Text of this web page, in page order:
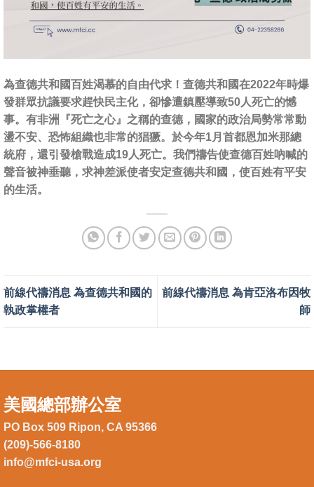
為查德共和國百姓渴慕的自由代求！查德共和國在2022年時爆
發群眾抗議要求趕快民主化，卻慘遭鎮壓導致50人死亡的憾
事。有非洲『死亡之心』之稱的查德，國家的政治局勢常常動
盪不安、恐怖組織也非常的猖獗。於今年1月首都恩加米那總
統府，還引發槍戰造成19人死亡。我們禱告使查德百姓吶喊的
聲音被神垂聽，求神差派使者安定查德共和國，使百姓有平安
的生活。
前線代禱消息 為查德共和國的
執政掌權者
前線代禱消息 為肯亞洛布因牧
師
美國總部辦公室
PO Box 509 Ripon, CA 95366
(209)-566-8180
info@mfci-usa.org